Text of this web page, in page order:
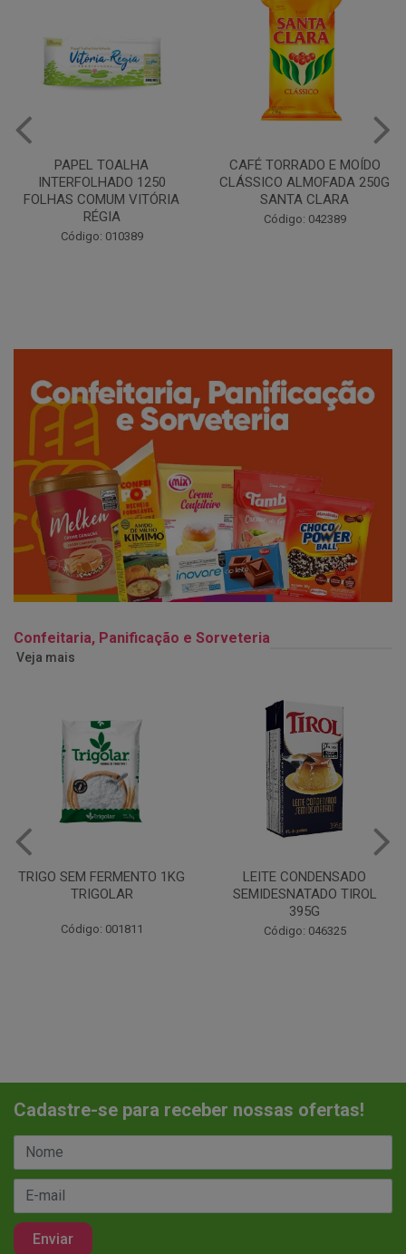
CAFÉ TORRADO E MOÍDO
CLÁSSICO ALMOFADA 250G
SANTA CLARA
Código: 042389
Copo Plástico Branco 180ml
Pacote c/100 - Cristalcopo
Código: 031413
Confeitaria, Panificação e Sorveteria
Veja mais
LEITE CONDENSADO
SEMIDESNATADO TIROL
Código: 046325
CHANTILINHO EM PO 400G
MIX
Código: 037442
Cadastre-se para receber nossas ofertas!